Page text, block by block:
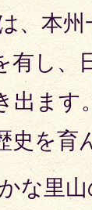
、本州
有し、
出ます
史を育
な里